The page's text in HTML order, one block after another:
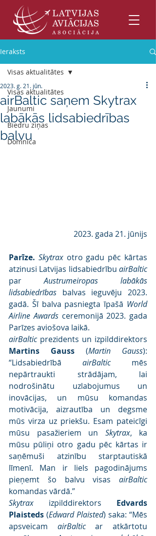
Ieraksts
Visas aktualitātes
Jaunumi
Biedru ziņas
Domnīca
Visas aktualitātes
airBaltic saņem Skytrax
labākās lidsabiedrības
balvu
2023. g. 21. jūn.
2023. gada 21. jūnijs
Parīze. Skytrax otro gadu pēc kārtas
atzinusi Latvijas lidsabiedrību airBaltic
par Austrumeiropas labākās
lidsabiedrības balvas ieguvēju 2023.
gadā. Šī balva pasniegta īpašā World
Airline Awards ceremonijā 2023. gada
Parīzes aviošova laikā.
airBaltic
Martins Gauss (Martin Gauss):
“Lidsabiedrībā airBaltic mēs
nepārtraukti strādājam, lai
nodrošinātu uzlabojumus un
inovācijas, un mūsu komandas
motivācija, aizrautība un degsme
mūs virza uz priekšu. Esam pateicīgi
mūsu pasažieriem un Skytrax, ka
mūsu pūliņi otro gadu pēc kārtas ir
saņēmuši atzinību starptautiskā
līmenī. Man ir liels pagodinājums
pieņemt šo balvu visas airBaltic
komandas vārdā.”
Skytrax izpilddirektors Edvards
Plaisteds (Edward Plaisted) saka: “Mēs
apsveicam airBaltic ar atkārtotu